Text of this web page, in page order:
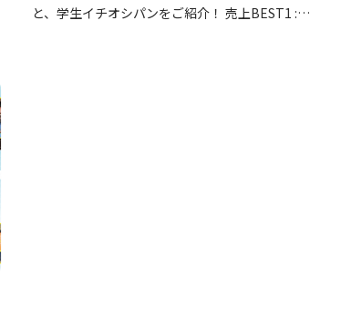
と、学生イチオシパンをご紹介！ 売上BEST1 :